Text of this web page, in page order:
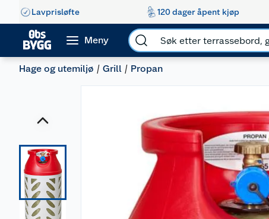
Lavprisløfte 120 dager åpent kjøp
Meny
Hage og utemiljø Grill Propan